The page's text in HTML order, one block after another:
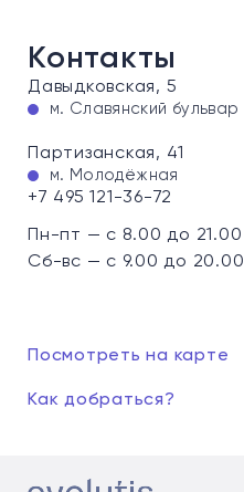
Контакты
Давыдковская, 5
м. Славянский бульвар
Партизанская, 41
м. Молодёжная
+7 495 121-36-72
Пн-пт — с 8.00 до 21.00
Сб-вс — с 9.00 до 20.00
Посмотреть на карте
Как добраться?